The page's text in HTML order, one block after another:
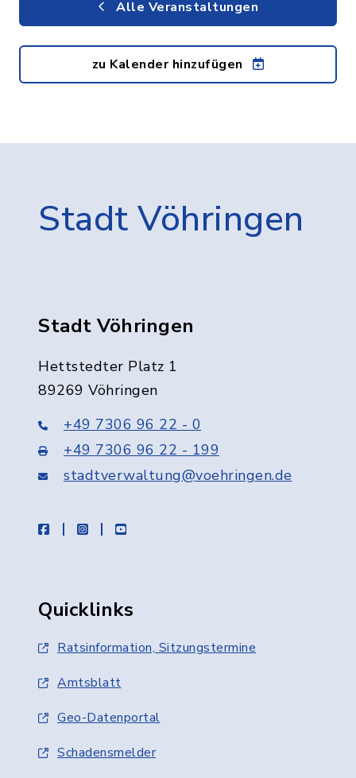
Alle Veranstaltungen
zu Kalender hinzufügen
Stadt Vöhringen
Stadt Vöhringen
Hettstedter Platz 1
89269 Vöhringen
+49 7306 96 22 - 0
+49 7306 96 22 - 199
stadtverwaltung@voehringen.de
facebookinstagramyoutube
Quicklinks
Ratsinformation, Sitzungstermine
Amtsblatt
Geo-Datenportal
Schadensmelder